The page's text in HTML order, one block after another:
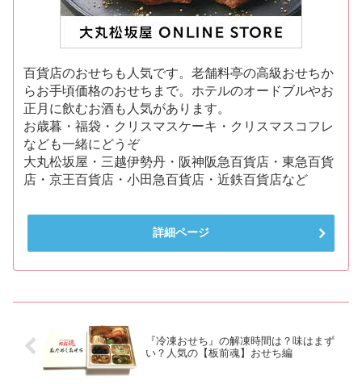
百貨店のおせちも人気です。老舗料亭の高級おせちか
らお手頃価格のおせちまで。ホテルのオードブルやお
正月に飲むお酒も人気があります。
お歳暮・福袋・クリスマスケーキ・クリスマスコフレ
なども一緒にどうぞ
大丸松坂屋・三越伊勢丹・阪神阪急百貨店・東急百貨
店・京王百貨店・小田急百貨店・近鉄百貨店など
詳細ページ
『冷凍おせち』の解凍時間は？味はまず
い？人気の【板前魂】おせち編